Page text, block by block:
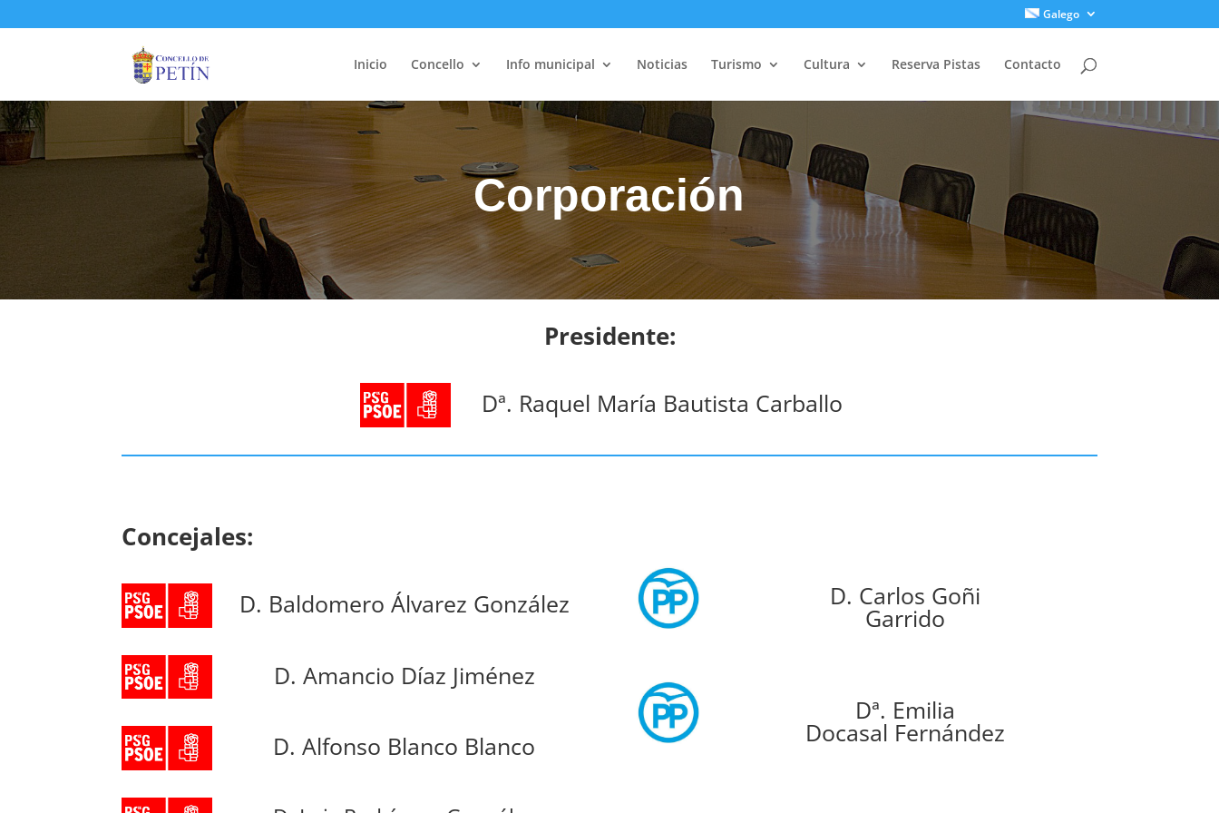
Galego
Inicio Concello Info municipal Noticias Turismo Cultura Reserva Pistas Contacto
Corporación
Presidente:
Dª. Raquel María Bautista Carballo
Concejales:
D. Baldomero Álvarez González
D. Amancio Díaz Jiménez
D. Alfonso Blanco Blanco
D. Carlos Goñi
Garrido
Dª. Emilia
Docasal Fernández